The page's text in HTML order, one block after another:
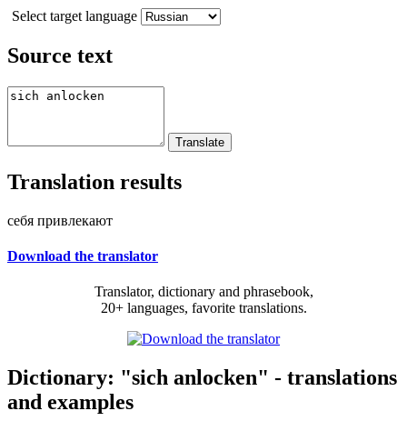
Select target language
Source text
Translation results
себя привлекают
Download the translator
Translator, dictionary and phrasebook,
20+ languages, favorite translations.
Dictionary: "sich anlocken" - translations
and examples